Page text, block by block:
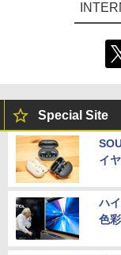
Special Site
イ
ハ
色